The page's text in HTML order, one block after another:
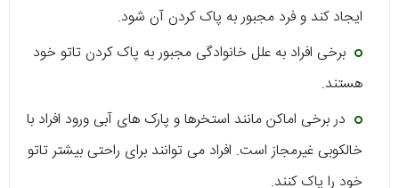
ایجاد کند و فرد مجبور به پاک کردن آن شود.
برخی افراد به علل خانوادگی مجبور به پاک کردن تاتو خود
هستند.
در برخی اماکن مانند استخرها و پارک های آبی ورود افراد با
خالکوبی غیرمجاز است. افراد می توانند برای راحتی بیشتر تاتو
خود را پاک کنند.